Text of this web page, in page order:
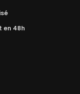
en 48h